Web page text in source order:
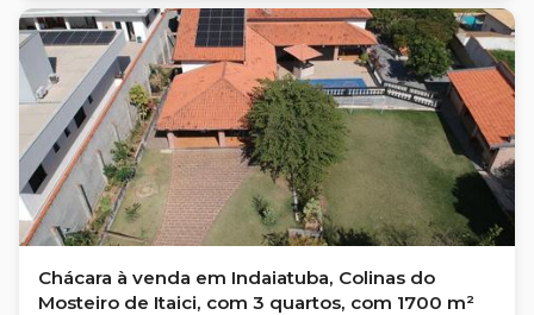
Chácara à venda em Indaiatuba, Colinas do
Mosteiro de Itaici, com 3 quartos, com 1700 m²